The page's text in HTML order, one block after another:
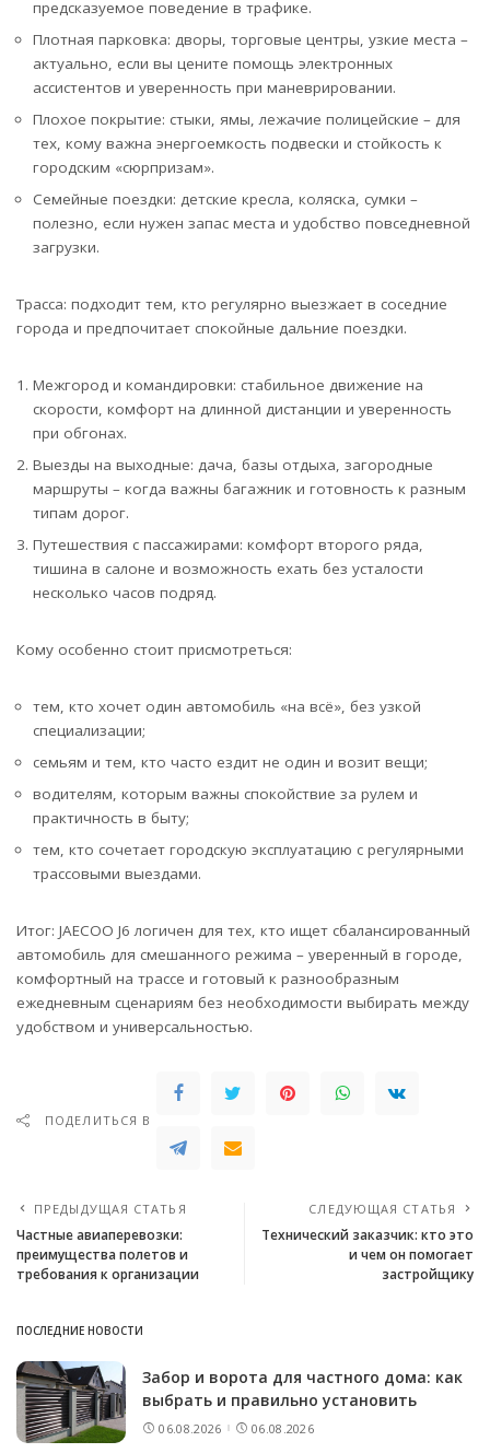
предсказуемое поведение в трафике.
Плотная парковка: дворы, торговые центры, узкие места –
актуально, если вы цените помощь электронных
ассистентов и уверенность при маневрировании.
Плохое покрытие: стыки, ямы, лежачие полицейские – для
тех, кому важна энергоемкость подвески и стойкость к
городским «сюрпризам».
Семейные поездки: детские кресла, коляска, сумки –
полезно, если нужен запас места и удобство повседневной
загрузки.
Трасса: подходит тем, кто регулярно выезжает в соседние
города и предпочитает спокойные дальние поездки.
Межгород и командировки: стабильное движение на
скорости, комфорт на длинной дистанции и уверенность
при обгонах.
Выезды на выходные: дача, базы отдыха, загородные
маршруты – когда важны багажник и готовность к разным
типам дорог.
Путешествия с пассажирами: комфорт второго ряда,
тишина в салоне и возможность ехать без усталости
несколько часов подряд.
Кому особенно стоит присмотреться:
тем, кто хочет один автомобиль «на всё», без узкой
специализации;
семьям и тем, кто часто ездит не один и возит вещи;
водителям, которым важны спокойствие за рулем и
практичность в быту;
тем, кто сочетает городскую эксплуатацию с регулярными
трассовыми выездами.
Итог: JAECOO J6 логичен для тех, кто ищет сбалансированный
автомобиль для смешанного режима – уверенный в городе,
комфортный на трассе и готовый к разнообразным
ежедневным сценариям без необходимости выбирать между
удобством и универсальностью.
ПОДЕЛИТЬСЯ В
ПРЕДЫДУЩАЯ СТАТЬЯ
Частные авиаперевозки:
преимущества полетов и
требования к организации
СЛЕДУЮЩАЯ СТАТЬЯ
Технический заказчик: кто это
и чем он помогает
застройщику
ПОСЛЕДНИЕ НОВОСТИ
Забор и ворота для частного дома: как
выбрать и правильно установить
06.08.2026 06.08.2026